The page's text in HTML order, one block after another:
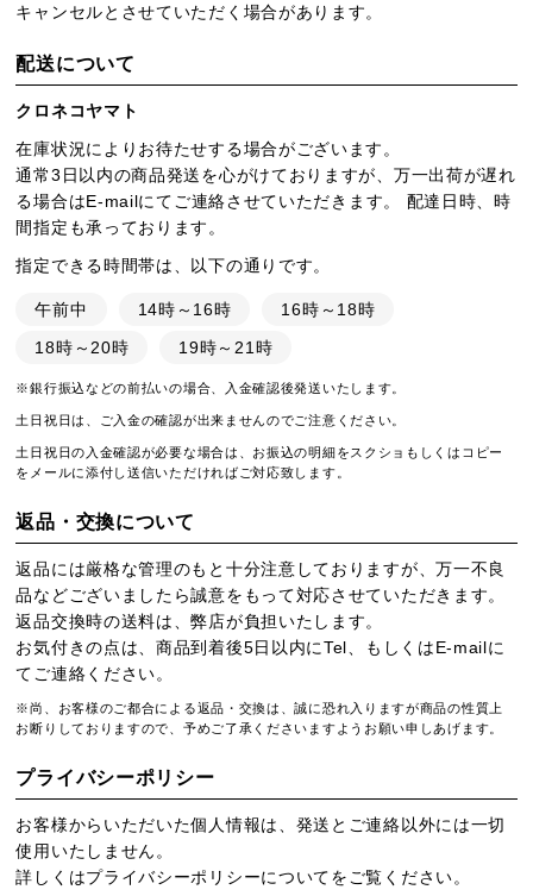
キャンセルとさせていただく場合があります。
配送について
クロネコヤマト
在庫状況によりお待たせする場合がございます。
通常3日以内の商品発送を心がけておりますが、万一出荷が遅れ
る場合はE-mailにてご連絡させていただきます。 配達日時、時
間指定も承っております。
指定できる時間帯は、以下の通りです。
午前中 14時～16時
16時～18時
18時～20時
19時～21時
※銀行振込などの前払いの場合、入金確認後発送いたします。
土日祝日は、ご入金の確認が出来ませんのでご注意ください。
土日祝日の入金確認が必要な場合は、お振込の明細をスクショもしくはコピー
をメールに添付し送信いただければご対応致します。
返品・交換について
返品には厳格な管理のもと十分注意しておりますが、万一不良
品などございましたら誠意をもって対応させていただきます。
返品交換時の送料は、弊店が負担いたします。
お気付きの点は、商品到着後5日以内にTel、もしくはE-mailに
てご連絡ください。
※尚、お客様のご都合による返品・交換は、誠に恐れ入りますが商品の性質上
お断りしておりますので、予めご了承くださいますようお願い申しあげます。
プライバシーポリシー
お客様からいただいた個人情報は、発送とご連絡以外には一切
使用いたしません。
詳しくはプライバシーポリシーについてをご覧ください。